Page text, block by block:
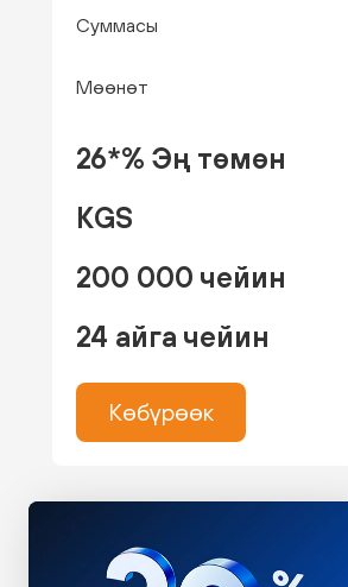
Суммасы
Мөөнөт
26*% Эң төмөн
KGS
200 000 чейин
24 айга чейин
Көбүрөөк